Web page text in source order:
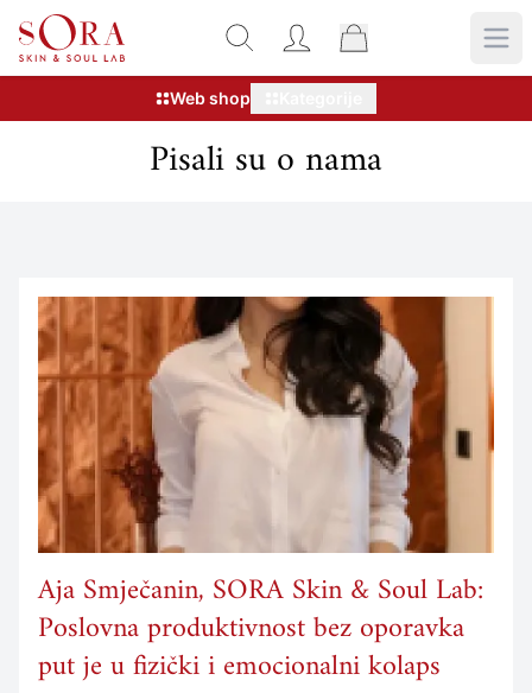
Web shop
Pisali su o nama
Aja Smječanin, SORA Skin & Soul Lab:
Poslovna produktivnost bez oporavka
put je u fizički i emocionalni kolaps